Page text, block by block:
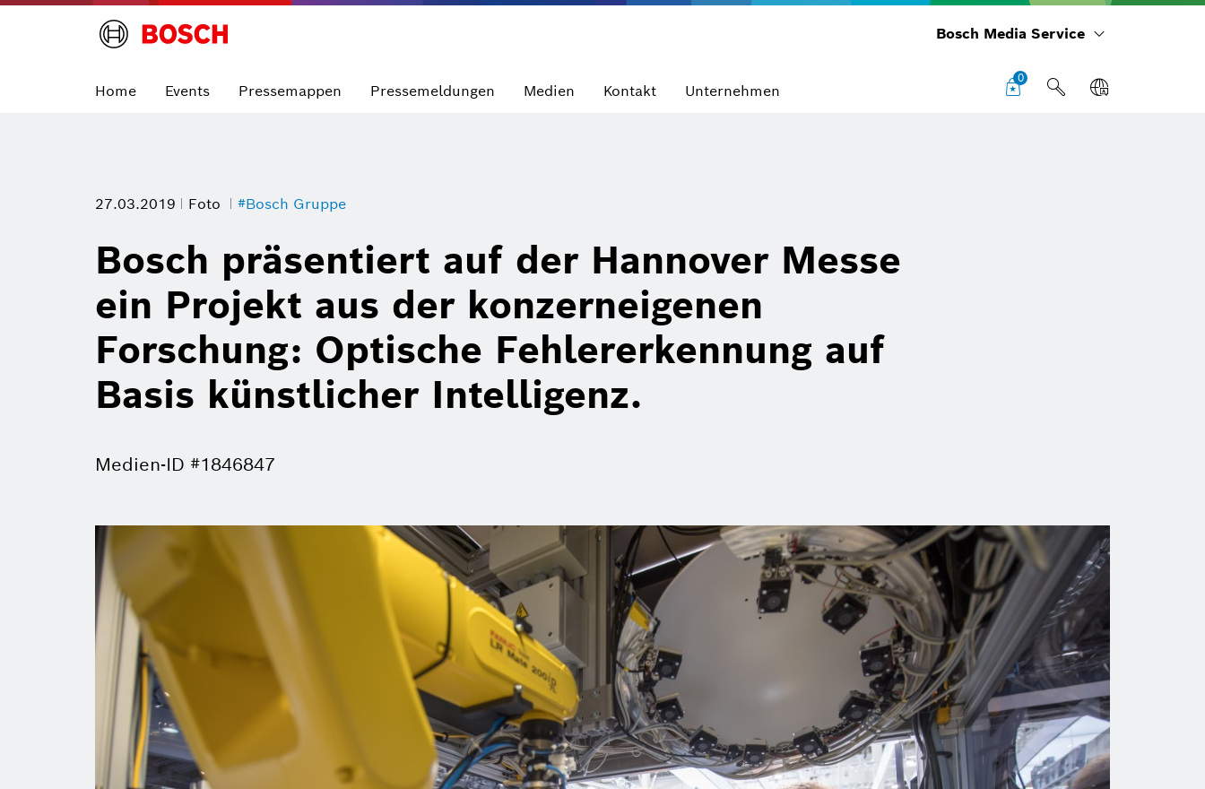
Bosch Media Service
Home Events Pressemappen Pressemeldungen Medien Kontakt Unternehmen
0
27.03.2019 Foto #Bosch Gruppe
Bosch präsentiert auf der Hannover Messe
ein Projekt aus der konzerneigenen
Forschung: Optische Fehlererkennung auf
Basis künstlicher Intelligenz.
Medien-ID #1846847